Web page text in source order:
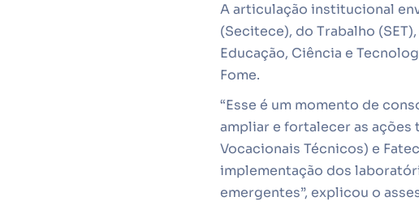
A articulação institucional
(Secitece), do Trabalho
Educação, Ciência e
Fome.
“Esse é um momento de
ampliar e fortalecer as ações
Vocacionais Técnicos) e
implementação dos
emergentes”, explicou o